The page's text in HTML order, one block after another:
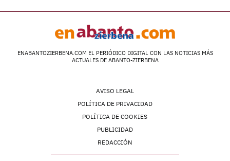
ENABANTOZIERBENA.COM EL PERIÓDICO DIGITAL CON LAS NOTICIAS MÁS
ACTUALES DE ABANTO-ZIERBENA
AVISO LEGAL
POLÍTICA DE PRIVACIDAD
POLÍTICA DE COOKIES
PUBLICIDAD
REDACCIÓN